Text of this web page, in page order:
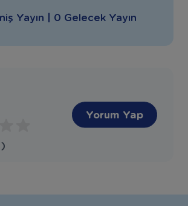
Yayın | 0 Gelecek Yayın
Yorum Yap